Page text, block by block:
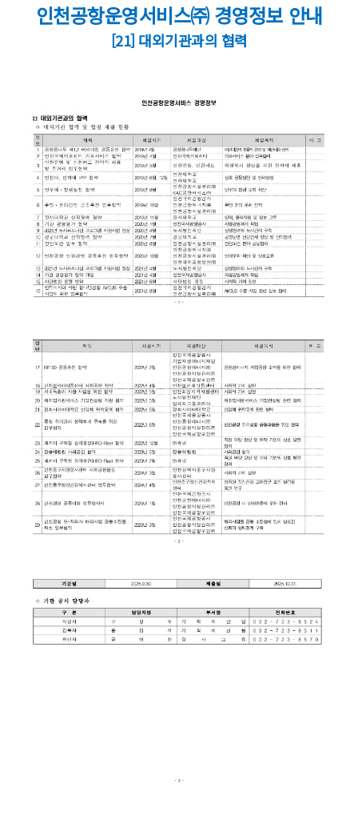
인천공항운영서비스㈜ 경영정보 안내
[21] 대외기관과의 협력